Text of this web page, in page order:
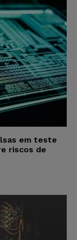
em teste
riscos de